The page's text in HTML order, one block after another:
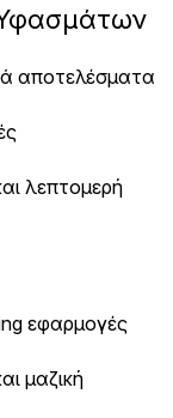
αποτελέσματα
λεπτομερή
εφαρμογές
μαζική